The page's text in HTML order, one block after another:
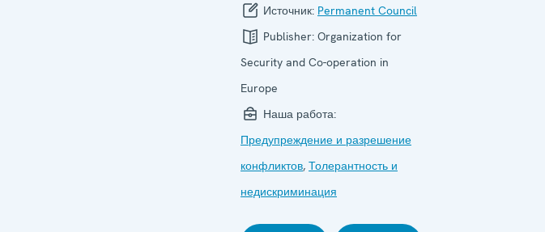
Источник: Permanent Council
Publisher: Organization for
Security and Co-operation in
Europe
Наша работа:
Предупреждение и разрешение
конфликтов, Толерантность и
недискриминация